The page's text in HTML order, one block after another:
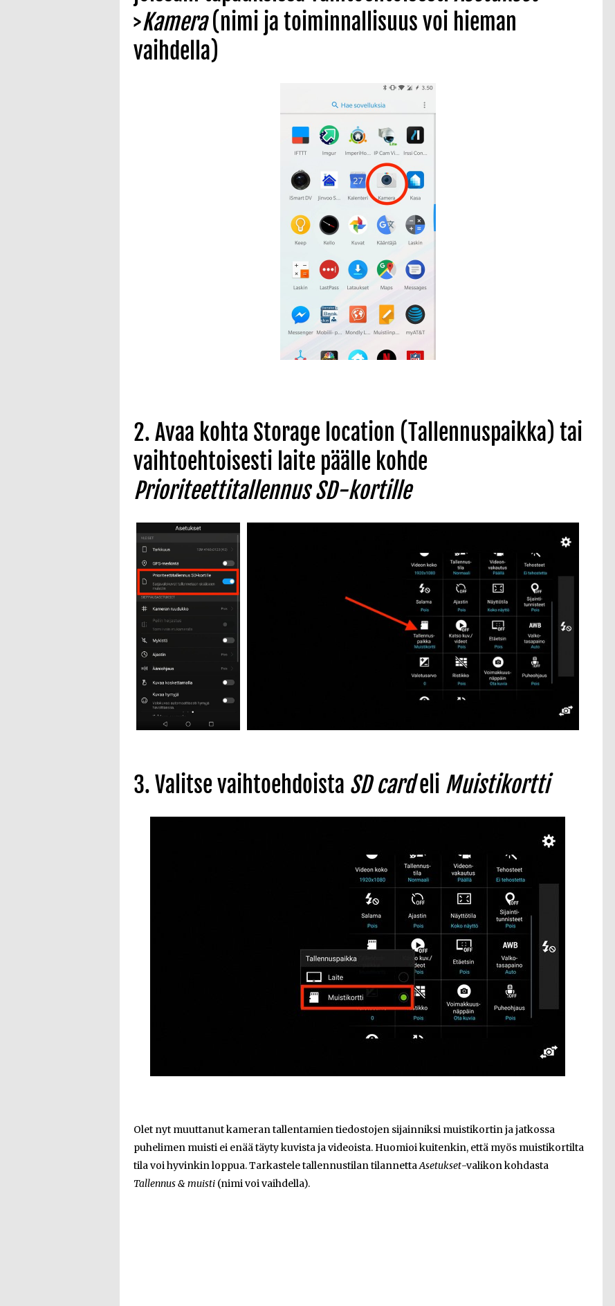
>Kamera(nimi ja toiminnallisuus voi hieman
vaihdella)
2. Avaa kohta Storage location (Tallennuspaikka) tai
vaihtoehtoisesti laite päälle kohde
Prioriteettitallennus SD-kortille
3. Valitse vaihtoehdoista SD cardeli Muistikortti
Olet nyt muuttanut kameran tallentamien tiedostojen sijainniksi muistikortin ja jatkossa
puhelimen muisti ei enää täyty kuvista ja videoista. Huomioi kuitenkin, että myös muistikortilta
tila voi hyvinkin loppua. Tarkastele tallennustilan tilannettaAsetukset-valikon kohdasta
Tallennus & muisti (nimi voi vaihdella).